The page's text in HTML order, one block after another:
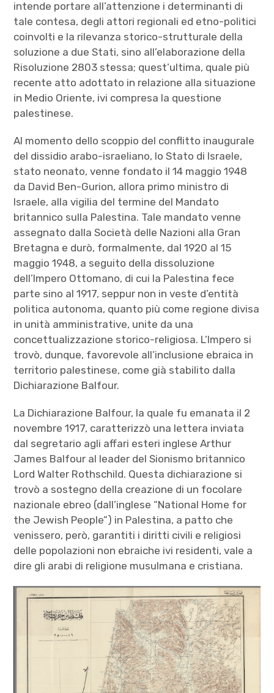
intende portare all’attenzione i determinanti di
tale contesa, degli attori regionali ed etno-politici
coinvolti e la rilevanza storico-strutturale della
soluzione a due Stati, sino all’elaborazione della
Risoluzione 2803 stessa; quest’ultima, quale più
recente atto adottato in relazione alla situazione
in Medio Oriente, ivi compresa la questione
palestinese.
Al momento dello scoppio del conflitto inaugurale
del dissidio arabo-israeliano, lo Stato di Israele,
stato neonato, venne fondato il 14 maggio 1948
da David Ben-Gurion, allora primo ministro di
Israele, alla vigilia del termine del Mandato
britannico sulla Palestina. Tale mandato venne
assegnato dalla Società delle Nazioni alla Gran
Bretagna e durò, formalmente, dal 1920 al 15
maggio 1948, a seguito della dissoluzione
dell’Impero Ottomano, di cui la Palestina fece
parte sino al 1917, seppur non in veste d’entità
politica autonoma, quanto più come regione divisa
in unità amministrative, unite da una
concettualizzazione storico-religiosa. L’Impero si
trovò, dunque, favorevole all’inclusione ebraica in
territorio palestinese, come già stabilito dalla
Dichiarazione Balfour.
La Dichiarazione Balfour, la quale fu emanata il 2
novembre 1917, caratterizzò una lettera inviata
dal segretario agli affari esteri inglese Arthur
James Balfour al leader del Sionismo britannico
Lord Walter Rothschild. Questa dichiarazione si
trovò a sostegno della creazione di un focolare
nazionale ebreo (dall’inglese “National Home for
the Jewish People”) in Palestina, a patto che
venissero, però, garantiti i diritti civili e religiosi
delle popolazioni non ebraiche ivi residenti, vale a
dire gli arabi di religione musulmana e cristiana.